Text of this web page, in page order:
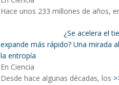
Hace unos 233 millones de años,
¿Se acelera el
expande más rápido? Una mirada
la entropía
En Ciencia
Desde hace algunas décadas, los